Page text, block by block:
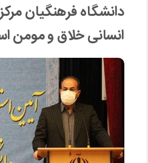
دانشگاه فرهنگیان
انسانی خلاق و مومن